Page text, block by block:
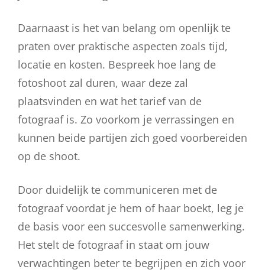
Daarnaast is het van belang om openlijk te
praten over praktische aspecten zoals tijd,
locatie en kosten. Bespreek hoe lang de
fotoshoot zal duren, waar deze zal
plaatsvinden en wat het tarief van de
fotograaf is. Zo voorkom je verrassingen en
kunnen beide partijen zich goed voorbereiden
op de shoot.
Door duidelijk te communiceren met de
fotograaf voordat je hem of haar boekt, leg je
de basis voor een succesvolle samenwerking.
Het stelt de fotograaf in staat om jouw
verwachtingen beter te begrijpen en zich voor